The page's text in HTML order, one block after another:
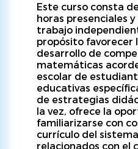
Este curso consta
horas presenciales
trabajo
propósito favorecer
desarrollo de
matemáticas
escolar de
educativas
de estrategias
la vez, ofrece la
familiarizarse con
currículo del
relacionados con el